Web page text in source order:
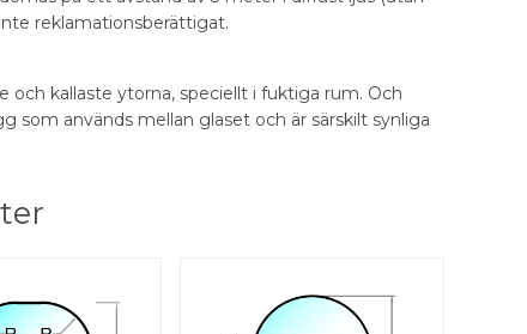
reklamationsberättigat.
och kallaste ytorna, speciellt i fuktiga rum. Och
som används mellan glaset och är särskilt synliga